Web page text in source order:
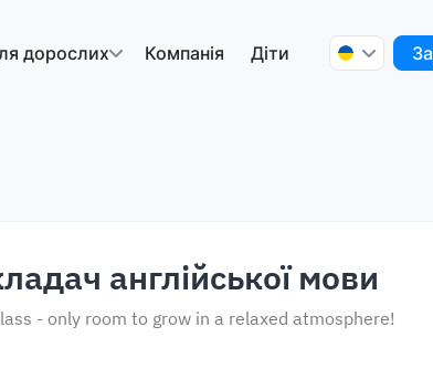
дорослих Компанія Діти
англійської мови
- only room to grow in a relaxed atmosphere!